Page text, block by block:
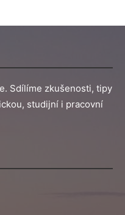
Sdílíme zkušenosti, tipy
studijní i pracovní